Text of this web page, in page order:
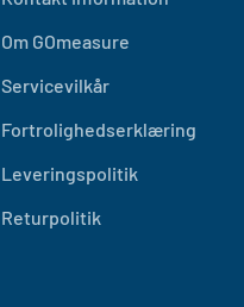
Om GOmeasure
Servicevilkår
Fortrolighedserklæring
Leveringspolitik
Returpolitik